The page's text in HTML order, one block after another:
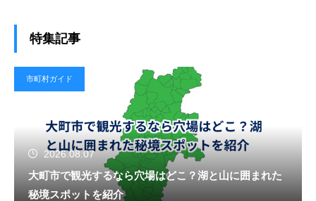
特集記事
市町村ガイド
2026.08.07
大町市で観光するなら穴場はどこ？湖と山に囲まれた
秘境スポットを紹介